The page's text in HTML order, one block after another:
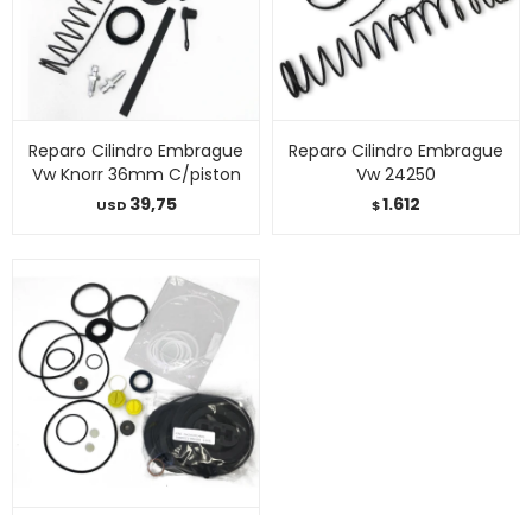
Reparo Cilindro Embrague
Vw Knorr 36mm C/piston
USD 39,75
Reparo Cilindro Embrague
Vw 24250
$1.612